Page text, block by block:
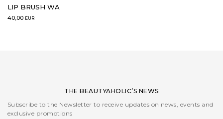
LIP BRUSH WA
40,00 EUR
THE BEAUTYAHOLIC’S NEWS
Subscribe to the Newsletter to receive updates on news, events and
exclusive promotions